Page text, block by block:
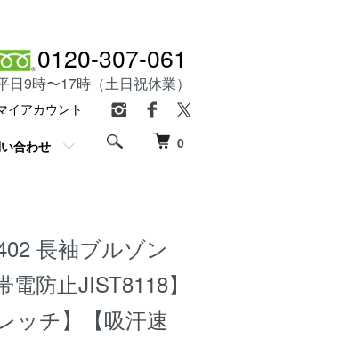
0
合わせ
0120-307-061
日9時〜17時（土日祝休業）
イアカウント
長袖ブルゾン
電防止JIST8118】
ッチ】【吸汗速